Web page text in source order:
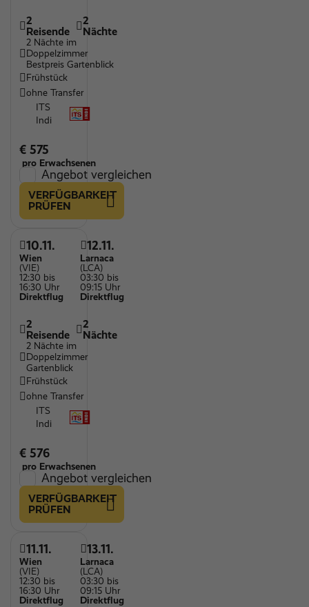
2
Reisende
2
Nächte
2 Nächte im
Doppelzimmer
Bestpreis Gartenblick
Frühstück
ohne Transfer
ITS
Indi
€ 575
pro Erwachsenen
Angebot vergleichen
VERFÜGBARKEIT
PRÜFEN
10.11.
Wien
(VIE)
12:30 bis
16:30 Uhr
Direktflug
12.11.
Larnaca
(LCA)
03:30 bis
09:15 Uhr
Direktflug
2
Reisende
2
Nächte
2 Nächte im
Doppelzimmer
Gartenblick
Frühstück
ohne Transfer
ITS
Indi
€ 576
pro Erwachsenen
Angebot vergleichen
VERFÜGBARKEIT
PRÜFEN
11.11.
Wien
(VIE)
12:30 bis
16:30 Uhr
Direktflug
13.11.
Larnaca
(LCA)
03:30 bis
09:15 Uhr
Direktflug